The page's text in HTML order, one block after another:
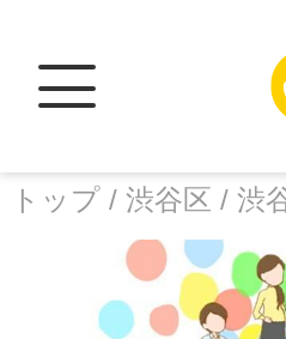
トップ / 渋谷区 / 渋